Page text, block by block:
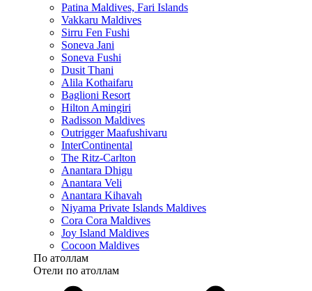
Patina Maldives, Fari Islands
Vakkaru Maldives
Sirru Fen Fushi
Soneva Jani
Soneva Fushi
Dusit Thani
Alila Kothaifaru
Baglioni Resort
Hilton Amingiri
Radisson Maldives
Outrigger Maafushivaru
InterContinental
The Ritz-Carlton
Anantara Dhigu
Anantara Veli
Anantara Kihavah
Niyama Private Islands Maldives
Cora Cora Maldives
Joy Island Maldives
Cocoon Maldives
По атоллам
Отели по атоллам